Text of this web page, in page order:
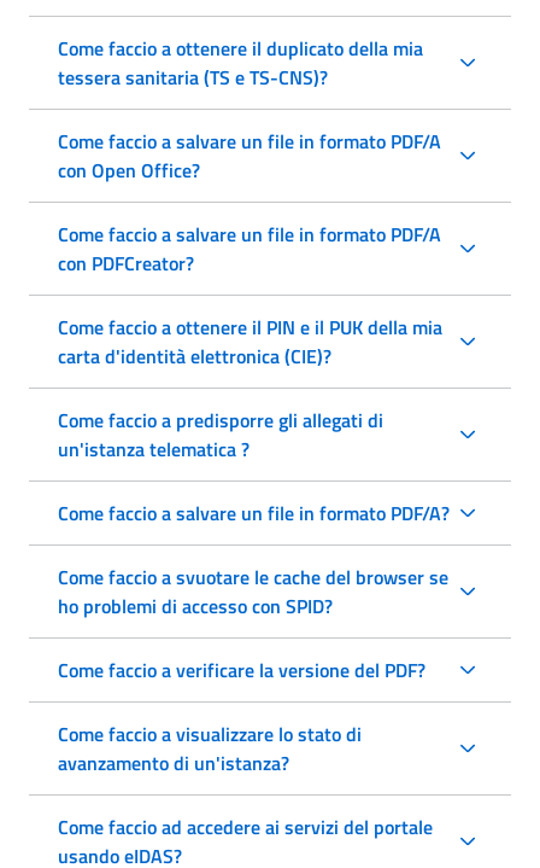
Come faccio a ottenere il duplicato della mia
tessera sanitaria (TS e TS-CNS)?
Come faccio a salvare un file in formato PDF/A
con Open Office?
Come faccio a salvare un file in formato PDF/A
con PDFCreator?
Come faccio a ottenere il PIN e il PUK della mia
carta d'identità elettronica (CIE)?
Come faccio a predisporre gli allegati di
un'istanza telematica ?
Come faccio a salvare un file in formato PDF/A?
Come faccio a svuotare le cache del browser se
ho problemi di accesso con SPID?
Come faccio a verificare la versione del PDF?
Come faccio a visualizzare lo stato di
avanzamento di un'istanza?
Come faccio ad accedere ai servizi del portale
usando eIDAS?